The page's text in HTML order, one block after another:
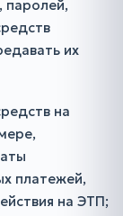
паролей,
их
на
платежей,
на ЭТП;